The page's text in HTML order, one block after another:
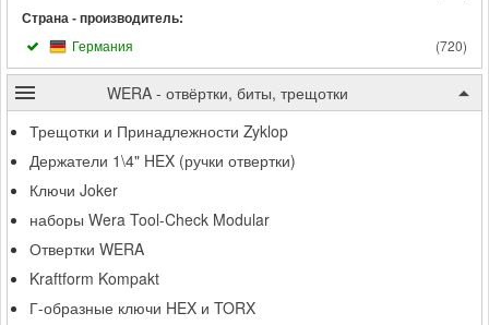
Страна - производитель:
(720)
Германия
WERA - отвёртки, биты, трещотки
Трещотки и Принадлежности Zyklop
Держатели 1\4" HEX (ручки отвертки)
Ключи Joker
наборы Wera Tool-Check Modular
Отвертки WERA
Kraftform Kompakt
Г-образные ключи HEX и TORX